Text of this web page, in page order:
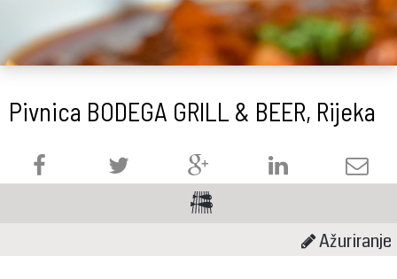
Pivnica BODEGA GRILL & BEER, Rijeka
Ažuriranje